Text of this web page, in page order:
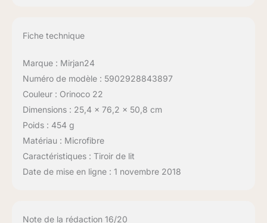
Fiche technique
Marque : Mirjan24
Numéro de modèle : 5902928843897
Couleur : Orinoco 22
Dimensions : 25,4 x 76,2 x 50,8 cm
Poids : 454 g
Matériau : Microfibre
Caractéristiques : Tiroir de lit
Date de mise en ligne : 1 novembre 2018
Note de la rédaction 16/20